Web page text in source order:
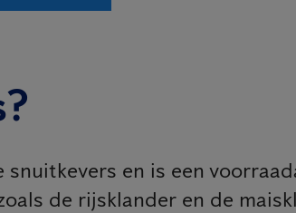
en is een
de rijsklander en de